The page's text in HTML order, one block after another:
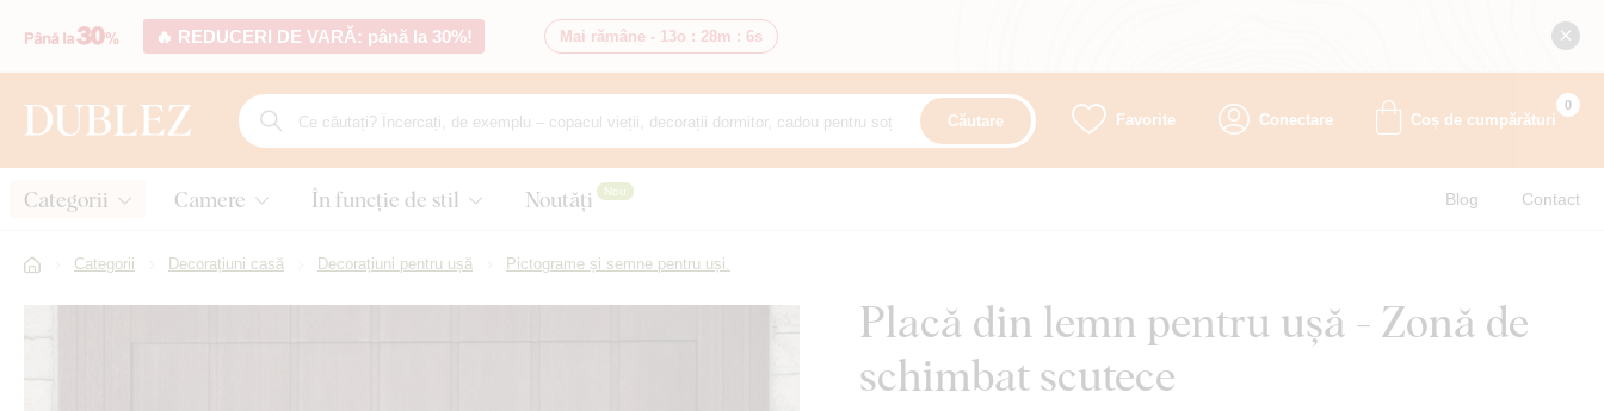
🔥 REDUCERI DE VARĂ: până la 30%! Mai rămâne - 13o : 28m : 4s
Căutare Favorite Conectare Coș de cumpărături
0
Categorii Camere În funcție de stil Noutăți Nou Blog Contact
Categorii Decorațiuni casă Decorațiuni pentru ușă Pictograme și semne pentru uși.
Placă din lemn pentru ușă - Zonă de
schimbat scutece